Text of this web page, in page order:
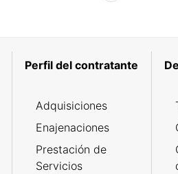
Perfil del contratante
Adquisiciones
Enajenaciones
Prestación de
Servicios